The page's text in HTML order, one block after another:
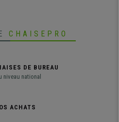
CHAISEPRO
DE BUREAU
niveau national
ACHATS